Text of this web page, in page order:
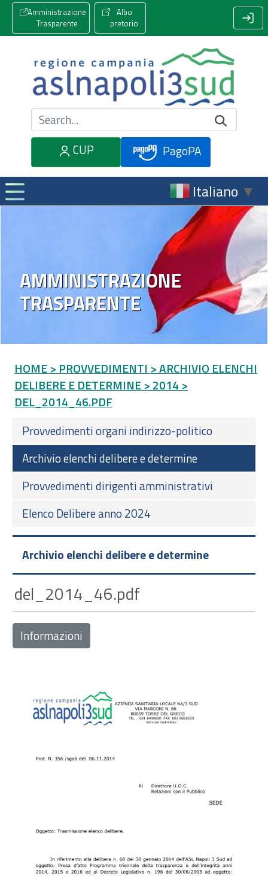
Amministrazione
Trasparente
Albo
pretorio
Cerca nel sito
CUP
PagoPA
Italiano ▼
AMMINISTRAZIONE
TRASPARENTE
HOME > PROVVEDIMENTI > ARCHIVIO ELENCHI
DELIBERE E DETERMINE > 2014 >
DEL_2014_46.PDF
Provvedimenti organi indirizzo-politico
Archivio elenchi delibere e determine
Provvedimenti dirigenti amministrativi
Elenco Delibere anno 2024
Archivio elenchi delibere e determine
del_2014_46.pdf
Informazioni